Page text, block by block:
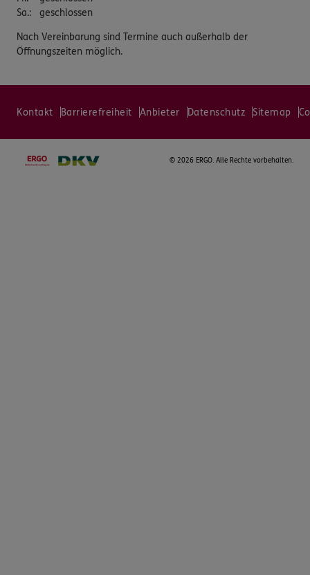
Sa.: geschlossen
Nach Vereinbarung sind Termine auch außerhalb der
Öffnungszeiten möglich.
Kontakt Barrierefreiheit Anbieter Datenschutz Sitemap
© 2026 ERGO. Alle Rechte vorbehalten.